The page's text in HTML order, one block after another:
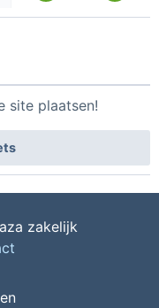
site plaatsen!
zakelijk